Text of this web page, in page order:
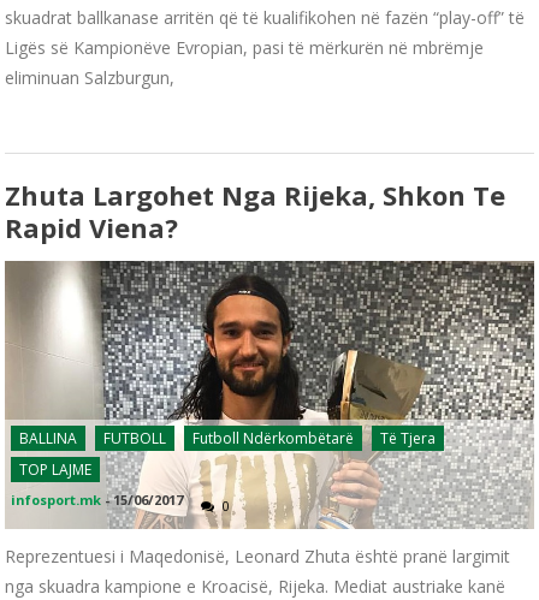
skuadrat ballkanase arritën që të kualifikohen në fazën “play-off” të
Ligës së Kampionëve Evropian, pasi të mërkurën në mbrëmje
eliminuan Salzburgun,
Zhuta Largohet Nga Rijeka, Shkon Te
Rapid Viena?
BALLINA FUTBOLL Futboll Ndërkombëtarë
Të Tjera
TOP LAJME
infosport.mk -15/06/2017 0
Reprezentuesi i Maqedonisë, Leonard Zhuta është pranë largimit
nga skuadra kampione e Kroacisë, Rijeka. Mediat austriake kanë